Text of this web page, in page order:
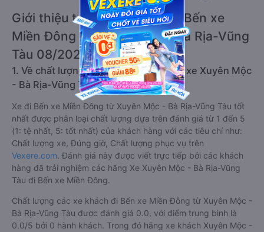
Giới thiệu tuyến đường xe đi Bến xe
Miền Đông từ Xuyên Mộc - Bà Rịa-Vũng
Tàu 08/2026
1. Về chất lượng, review, đánh giá nhà xe Xuyên Mộc
- Bà Rịa-Vũng Tàu Bến xe Miền Đông
Xe đi Bến xe Miền Đông từ Xuyên Mộc - Bà Rịa-Vũng Tàu tốt
nhất được phân loại chất lượng dựa trên đánh giá từ 1 đến 5
(1: tệ nhất, 5: tốt nhất) của khách hàng với các tiêu chí như:
Chất lượng xe, Đúng giờ, Chất lượng phục vụ trên
Vexere.com. Đánh giá này được viết trực tiếp bởi các khách
hàng đã trải nghiệm các hãng Xe Xuyên Mộc - Bà Rịa-Vũng
Tàu đi Bến xe Miền Đông.
Chất lượng các xe khách đi Bến xe Miền Đông từ Xuyên Mộc -
Bà Rịa-Vũng Tàu được đánh giá 0.0, với điểm trung bình là
0.0/5 bởi 0 hành khách. Trong đó hãng xe khách Xuyên Mộc -